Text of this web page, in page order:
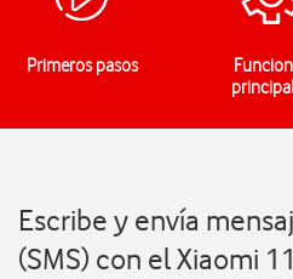
Primeros pasos
Escribe y envía
(SMS) con el Xiaomi